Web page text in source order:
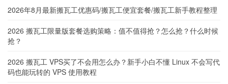
2026年8月最新搬瓦工优惠码/搬瓦工便宜套餐/搬瓦工新手教程整理
2026 搬瓦工限量版套餐选购策略：值不值得抢？怎么抢？什么时候
抢？
2026 搬瓦工 VPS买了不会用怎么办？新手小白不懂 Linux 不会写代
码也能玩转的 VPS 使用教程